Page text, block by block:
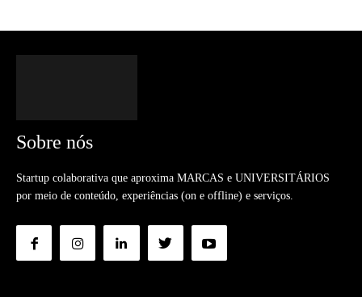
Sobre nós
Startup colaborativa que aproxima MARCAS e UNIVERSITÁRIOS
por meio de conteúdo, experiências (on e offline) e serviços.